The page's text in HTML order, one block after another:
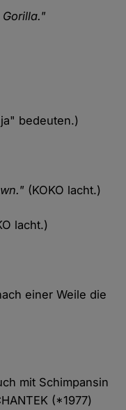
bedeuten.)
(KOKO lacht.)
lacht.)
einer Weile die
mit Schimpansin
(*1977)